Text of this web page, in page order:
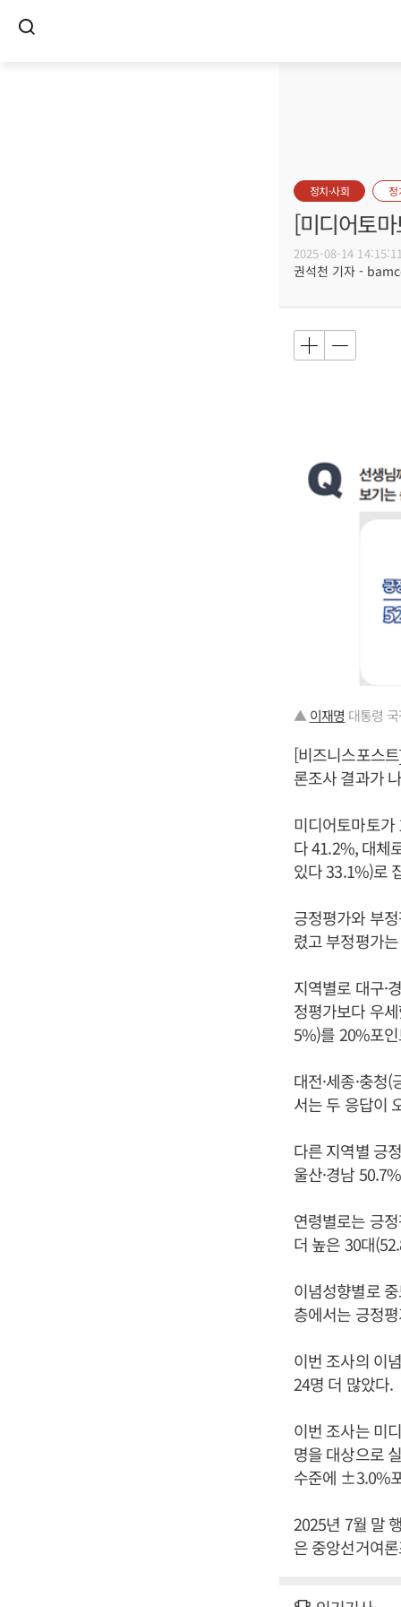
정치·사회 정
[미디어토
2025-08-14
권석천 기자 -
▲ 이재명 대통령
[비즈니스포스
론조사 결과가
미디어토마토
다 41.2%, 대체
있다 33.1%)로
긍정평가와 부
렸고 부정평가
지역별로 대구·
정평가보다 우
5%)를 20%포
대전·세종·충
서는 두 응답이
다른 지역별 긍
울산·경남
연령별로는 긍
더 높은 30대
이념성향별로
층에서는 긍정
이번 조사의 이
24명 더 많았다.
이번 조사는 미
명을 대상으로
수준에 ±3.0%
2025년 7월 말
은 중앙선거여